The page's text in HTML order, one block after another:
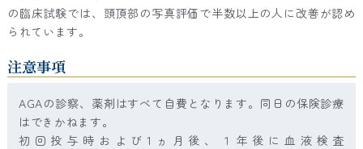
の臨床試験では、頭頂部の写真評価で半数以上の人に改善が認め
られています。
注意事項
AGAの診察、薬剤はすべて自費となります。同日の保険診療
はできかねます。
初回投与時および1ヵ月後、１年後に血液検査